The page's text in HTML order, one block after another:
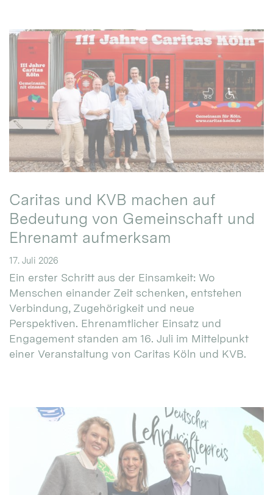
Caritas und KVB machen auf
Bedeutung von Gemeinschaft und
Ehrenamt aufmerksam
17. Juli 2026
Ein erster Schritt aus der Einsamkeit: Wo
Menschen einander Zeit schenken, entstehen
Verbindung, Zugehörigkeit und neue
Perspektiven. Ehrenamtlicher Einsatz und
Engagement standen am 16. Juli im Mittelpunkt
einer Veranstaltung von Caritas Köln und KVB.